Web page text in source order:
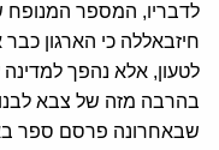
לדבריו, המספר המנופח
חיזבאללה כי הארגון כבר
לטעון, אלא נהפך למדינה
בהרבה מזה של צבא
שבאחרונה פרסם ספר